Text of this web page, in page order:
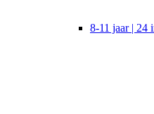
8-11 jaar | 24